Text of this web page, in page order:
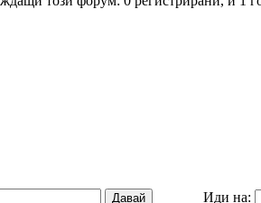
Иди на: